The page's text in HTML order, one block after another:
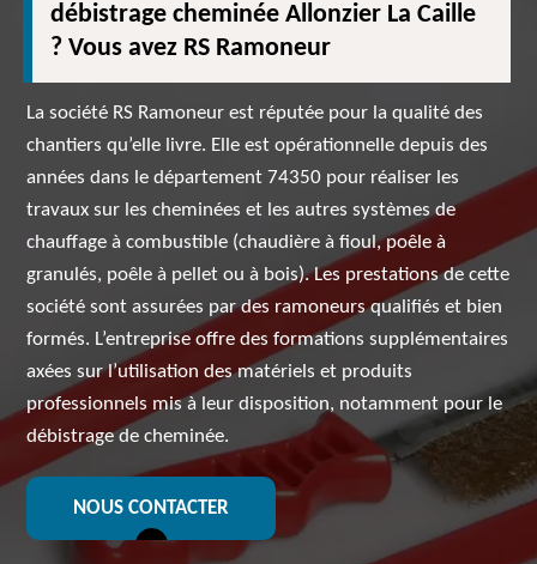
débistrage cheminée Allonzier La Caille
? Vous avez RS Ramoneur
La société RS Ramoneur est réputée pour la qualité des
chantiers qu’elle livre. Elle est opérationnelle depuis des
années dans le département 74350 pour réaliser les
travaux sur les cheminées et les autres systèmes de
chauffage à combustible (chaudière à fioul, poêle à
granulés, poêle à pellet ou à bois). Les prestations de cette
société sont assurées par des ramoneurs qualifiés et bien
formés. L’entreprise offre des formations supplémentaires
axées sur l’utilisation des matériels et produits
professionnels mis à leur disposition, notamment pour le
débistrage de cheminée.
NOUS CONTACTER